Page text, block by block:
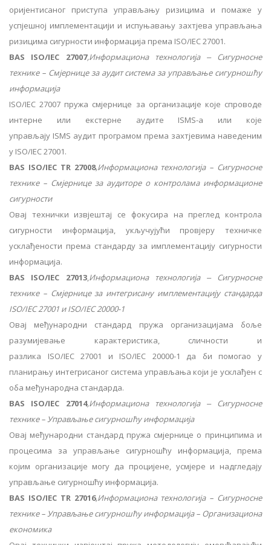
оријентисаног приступа управљању ризицима и помаже у
успјешној имплементацији и испуњавању захтјева управљања
ризицима сигурности информација према ISO/IEC 27001.
BAS ISO/IEC 27007,Информациона технологија ‒ Сигурносне
технике – Смјернице за аудит система за управљање сигурношћу
информација
ISO/IEC 27007 пружа смјернице за организације које спроводе
интерне или екстерне аудите ISMS-а или које
управљају ISMS аудит програмом према захтјевима наведеним
у ISO/IEC 27001.
BAS ISO/IEC TR 27008,Информациона технологија – Сигурносне
технике – Смјернице за аудиторе о контролама информационе
сигурности
Овај технички извјештај се фокусира на преглед контрола
сигурности информација, укључујући провјеру техничке
усклађености према стандарду за имплементацију сигурности
информација.
BAS ISO/IEC 27013,Информациона технологија ‒ Сигурносне
технике – Смјернице за интегрисану имплементацију стандарда
ISO/IEC 27001 и ISO/IEC 20000-1
Овај међународни стандард пружа организацијама боље
разумијевање карактеристика, сличности и
разлика ISO/IEC 27001 и ISO/IEC 20000-1 да би помогао у
планирању интегрисаног система управљања који је усклађен с
оба међународна стандарда.
BAS ISO/IEC 27014,Информациона технологија ‒ Сигурносне
технике – Управљање сигурношћу информација
Овај међународни стандард пружа смјернице о принципима и
процесима за управљање сигурношћу информација, према
којим организације могу да процијене, усмјере и надгледају
управљање сигурношћу информација.
BAS ISO/IEC TR 27016,Информациона технологија – Сигурносне
технике – Управљање сигурношћу информација – Организациона
економика